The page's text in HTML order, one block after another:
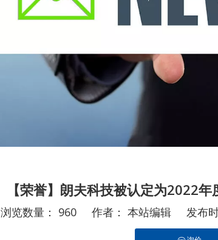
【荣誉】朗夫科技被认定为2022
浏览数量： 960 作者： 本站编辑 发布